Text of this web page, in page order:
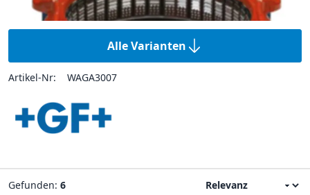
Alle Varianten
Artikel-Nr: WAGA3007
Gefunden: 6